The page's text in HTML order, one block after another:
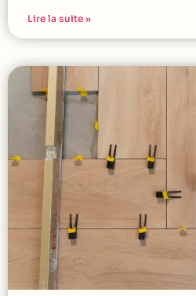
Lire la suite »